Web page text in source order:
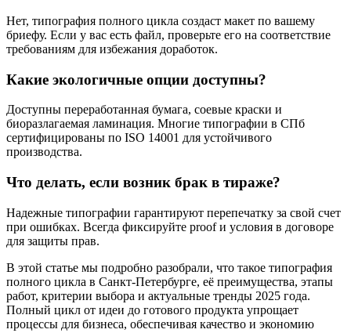
Нет, типография полного цикла создаст макет по вашему
бриефу. Если у вас есть файл, проверьте его на соответствие
требованиям для избежания доработок.
Какие экологичные опции доступны?
Доступны переработанная бумага, соевые краски и
биоразлагаемая ламинация. Многие типографии в СПб
сертифицированы по ISO 14001 для устойчивого
производства.
Что делать, если возник брак в тираже?
Надежные типографии гарантируют перепечатку за свой счет
при ошибках. Всегда фиксируйте proof и условия в договоре
для защиты прав.
В этой статье мы подробно разобрали, что такое типография
полного цикла в Санкт-Петербурге, её преимущества, этапы
работ, критерии выбора и актуальные тренды 2025 года.
Полный цикл от идеи до готового продукта упрощает
процессы для бизнеса, обеспечивая качество и экономию